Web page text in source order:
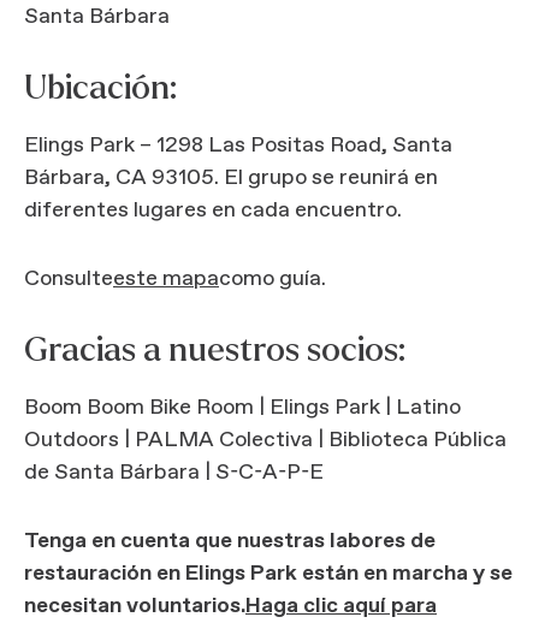
Santa Bárbara
Ubicación:
Elings Park – 1298 Las Positas Road, Santa
Bárbara, CA 93105. El grupo se reunirá en
diferentes lugares en cada encuentro.
Consulteeste mapacomo guía.
Gracias a nuestros socios:
Boom Boom Bike Room | Elings Park | Latino
Outdoors | PALMA Colectiva | Biblioteca Pública
de Santa Bárbara | S-C-A-P-E
Tenga en cuenta que nuestras labores de
restauración en Elings Park están en marcha y se
necesitan voluntarios.Haga clic aquí para